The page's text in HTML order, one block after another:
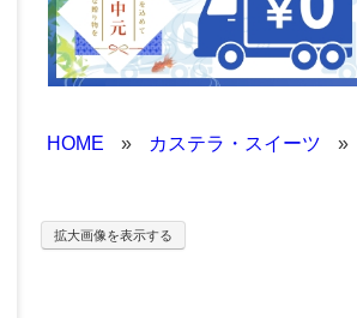
HOME » カステラ・スイーツ »
拡大画像を表示する